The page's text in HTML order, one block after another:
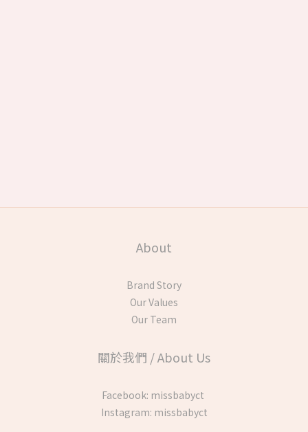
About
Brand Story
Our Values
Our Team
關於我們 / About Us
Facebook: missbabyct
Instagram: missbabyct